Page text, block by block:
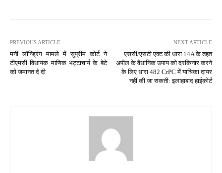
PREVIOUS ARTICLE
मनी लॉन्ड्रिंग मामले में सुप्रीम कोर्ट ने
टीएमसी विधायक माणिक भट्टाचार्य के बेटे
को जमानत दे दी
NEXT ARTICLE
एससी/एसटी एक्ट की धारा 14A के तहत
अपील के वैधानिक उपाय को दरकिनार करने
के लिए धारा 482 CrPC में याचिका दायर
नहीं की जा सकती: इलाहाबाद हाईकोर्ट